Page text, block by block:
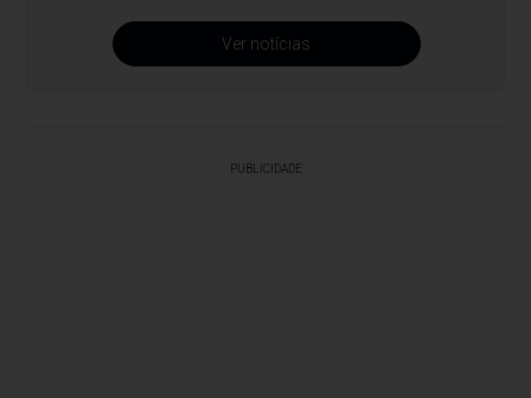
Ver notícias
PUBLICIDADE